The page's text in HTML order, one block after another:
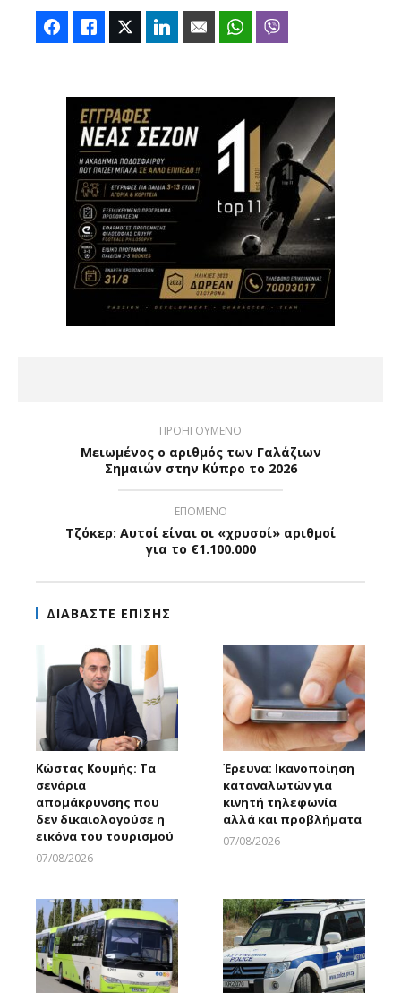
FacebookLike Twitter LinkedIn Email WhatsApp
ΠΡΟΗΓΟΥΜΕΝΟ
Μειωμένος ο αριθμός των Γαλάζιων
Σημαιών στην Κύπρο το 2026
ΕΠΟΜΕΝΟ
Τζόκερ: Αυτοί είναι οι «χρυσοί» αριθμοί
για το €1.100.000
ΔΙΑΒΑΣΤΕ ΕΠΙΣΗΣ
Κώστας Κουμής: Τα
σενάρια
απομάκρυνσης που
δεν δικαιολογούσε η
εικόνα του τουρισμού
07/08/2026
Έρευνα: Ικανοποίηση
καταναλωτών για
κινητή τηλεφωνία
αλλά και προβλήματα
07/08/2026